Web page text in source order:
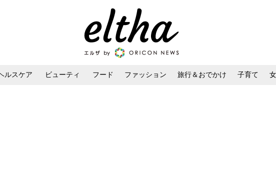
ルスケア ビューティ フード ファッション 旅行＆おでかけ 子育て